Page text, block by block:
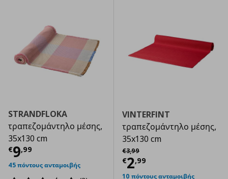
STRANDFLOKA
τραπεζομάντηλο μέσης,
35x130 cm
€9,99
Τρέχουσα τιμή € 9,99
45 πόντους ανταμοιβής
VINTERFINT
τραπεζομάντηλο μέσης,
35x130 cm
€3,99
Αρχική τιμή
€2,99
Τρέχουσα
10 πόντους ανταμοιβής